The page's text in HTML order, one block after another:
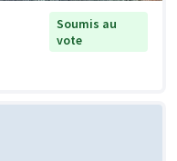
Soumis au
vote